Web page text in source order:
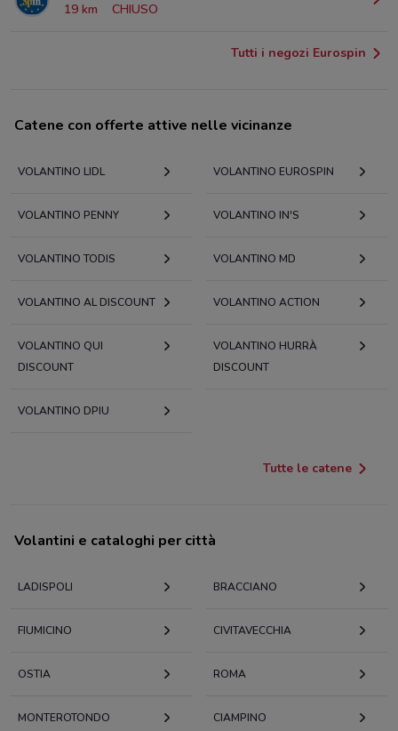
19 km
CHIUSO
Tutti i negozi Eurospin
Catene con offerte attive nelle vicinanze
VOLANTINO LIDL VOLANTINO EUROSPIN
VOLANTINO PENNY VOLANTINO IN'S
VOLANTINO TODIS VOLANTINO MD
VOLANTINO AL DISCOUNT VOLANTINO ACTION
VOLANTINO QUI
DISCOUNT
VOLANTINO HURRÀ
DISCOUNT
VOLANTINO DPIU
Tutte le catene
Volantini e cataloghi per città
LADISPOLI BRACCIANO
FIUMICINO CIVITAVECCHIA
OSTIA ROMA
MONTEROTONDO CIAMPINO